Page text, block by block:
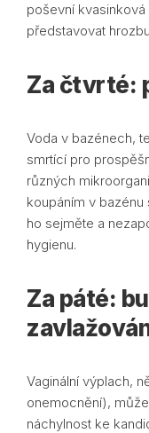
poševní
představovat
Za čtvrté:
Voda v bazénech,
smrtící pro
různých
koupáním v
ho sejměte a
hygienu.
Za páté:
Vaginální výplach,
onemocnění),
náchylnost ke